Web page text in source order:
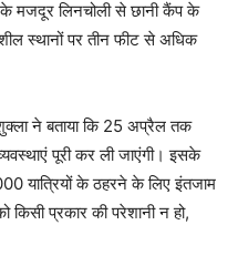
के मजदूर लिनचोली से छानी कैंप के
स्थानों पर तीन फीट से अधिक
ने बताया कि 25 अप्रैल तक
पूरी कर ली जाएंगी। इसके
यात्रियों के ठहरने के लिए इंतजाम
किसी प्रकार की परेशानी न हो,